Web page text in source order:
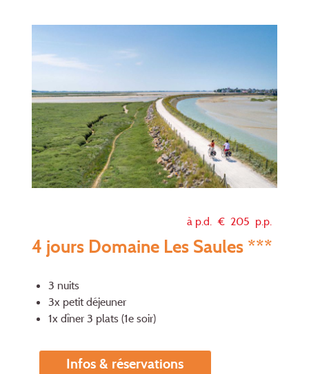
à p.d. € 205 p.p.
4 jours Domaine Les Saules ***
3 nuits
3x petit déjeuner
1x dîner 3 plats (1e soir)
Infos & réservations